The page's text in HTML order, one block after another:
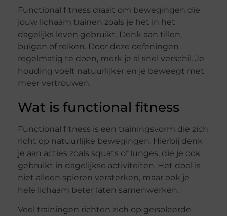
Functional fitness draait om bewegingen die
jouw lichaam trainen zoals je het in het
dagelijks leven gebruikt. Denk aan tillen,
buigen of reiken. Door deze oefeningen
regelmatig te doen, merk je al snel verschil. Je
houding voelt natuurlijker en je beweegt met
meer vertrouwen.
Wat is functional fitness
Functional fitness is een trainingsvorm die zich
richt op natuurlijke bewegingen. Hierbij denk
je aan acties zoals squats of lunges, die je ook
gebruikt in dagelijkse activiteiten. Het doel is
niet alleen spieren versterken, maar ook je
hele lichaam beter laten samenwerken.
Veel trainingen richten zich op geïsoleerde